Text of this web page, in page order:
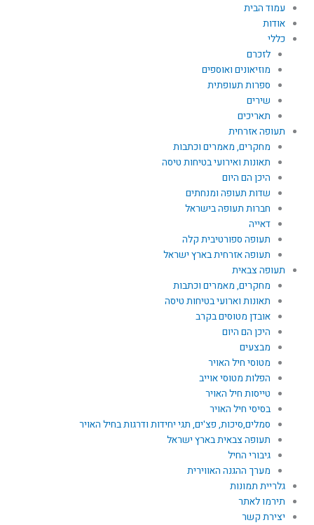
עמוד הבית
אודות
כללי
לזכרם
מוזיאונים ואוספים
ספרות תעופתית
שירים
תאריכים
תעופה אזרחית
מחקרים, מאמרים וכתבות
תאונות ואירועי בטיחות טיסה
היכן הם היום
שדות תעופה ומנחתים
חברות תעופה בישראל
דאייה
תעופה ספורטיבית קלה
תעופה אזרחית בארץ ישראל
תעופה צבאית
מחקרים, מאמרים וכתבות
תאונות וארועי בטיחות טיסה
אובדן מטוסים בקרב
היכן הם היום
מבצעים
מטוסי חיל האויר
הפלות מטוסי אוייב
טייסות חיל האויר
בסיסי חיל האויר
סמלים,סיכות, פצ'ים, תגי יחידות ודרגות בחיל האויר
תעופה צבאית בארץ ישראל
גיבורי החיל
מערך ההגנה האווירית
גלריית תמונות
תירמו לאתר
יצירת קשר